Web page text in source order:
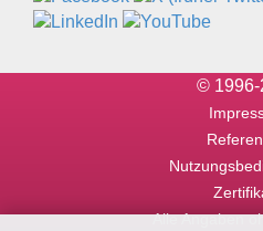
© 1996-
Alle Angaben